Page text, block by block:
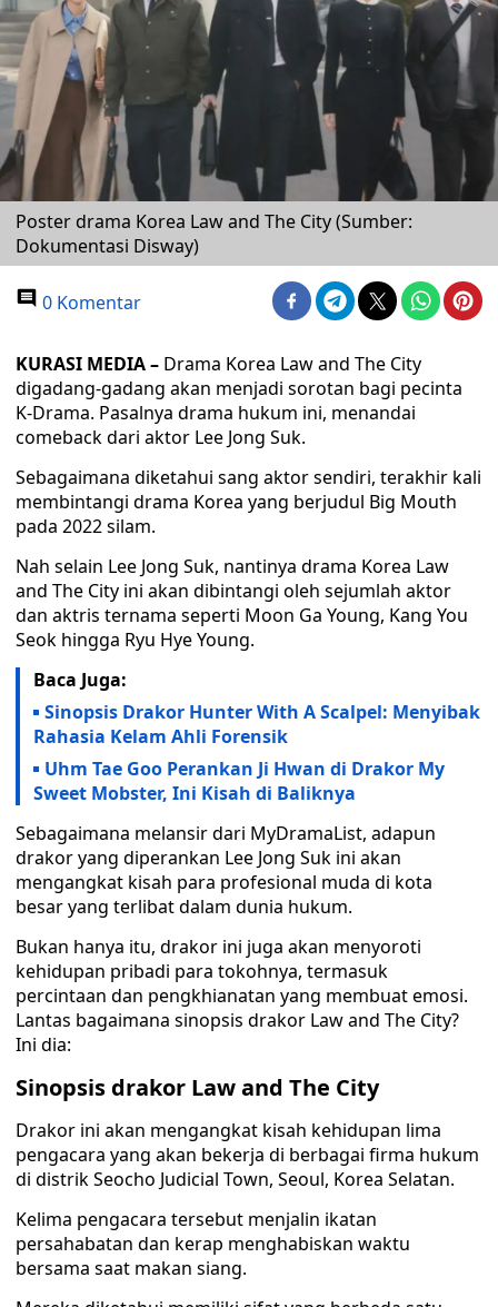
Poster drama Korea Law and The City (Sumber:
Dokumentasi Disway)
0 Komentar
KURASI MEDIA – Drama Korea Law and The City
digadang-gadang akan menjadi sorotan bagi pecinta
K-Drama. Pasalnya drama hukum ini, menandai
comeback dari aktor Lee Jong Suk.
Sebagaimana diketahui sang aktor sendiri, terakhir kali
membintangi drama Korea yang berjudul Big Mouth
pada 2022 silam.
Nah selain Lee Jong Suk, nantinya drama Korea Law
and The City ini akan dibintangi oleh sejumlah aktor
dan aktris ternama seperti Moon Ga Young, Kang You
Seok hingga Ryu Hye Young.
Baca Juga:
Sinopsis Drakor Hunter With A Scalpel: Menyibak
Rahasia Kelam Ahli Forensik
Uhm Tae Goo Perankan Ji Hwan di Drakor My
Sweet Mobster, Ini Kisah di Baliknya
Sebagaimana melansir dari MyDramaList, adapun
drakor yang diperankan Lee Jong Suk ini akan
mengangkat kisah para profesional muda di kota
besar yang terlibat dalam dunia hukum.
Bukan hanya itu, drakor ini juga akan menyoroti
kehidupan pribadi para tokohnya, termasuk
percintaan dan pengkhianatan yang membuat emosi.
Lantas bagaimana sinopsis drakor Law and The City?
Ini dia:
Sinopsis drakor Law and The City
Drakor ini akan mengangkat kisah kehidupan lima
pengacara yang akan bekerja di berbagai firma hukum
di distrik Seocho Judicial Town, Seoul, Korea Selatan.
Kelima pengacara tersebut menjalin ikatan
persahabatan dan kerap menghabiskan waktu
bersama saat makan siang.